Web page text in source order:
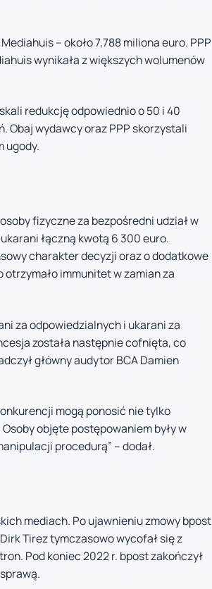
– około 7,788 miliona euro. PPP
wynikała z większych wolumenów
redukcję odpowiednio o 50 i 40
Obaj wydawcy oraz PPP skorzystali
ugody.
fizyczne za bezpośredni udział w
łączną kwotą 6 300 euro.
charakter decyzji oraz o dodatkowe
immunitet w zamian za
za odpowiedzialnych i ukarani za
została następnie cofnięta, co
główny audytor BCA Damien
mogą ponosić nie tylko
objęte postępowaniem były w
procedurą” – dodał.
mediach. Po ujawnieniu zmowy bpost
Tirez tymczasowo wycofał się z
Pod koniec 2022 r. bpost zakończył